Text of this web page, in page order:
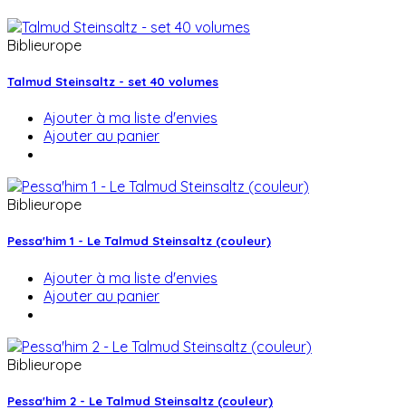
Biblieurope
Talmud Steinsaltz - set 40 volumes
Ajouter à ma liste d'envies
Ajouter au panier
Biblieurope
Pessa'him 1 - Le Talmud Steinsaltz (couleur)
Ajouter à ma liste d'envies
Ajouter au panier
Biblieurope
Pessa'him 2 - Le Talmud Steinsaltz (couleur)